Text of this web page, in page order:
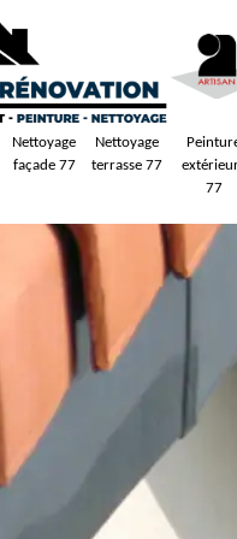
Nettoyage
façade 77
Nettoyage
terrasse 77
77